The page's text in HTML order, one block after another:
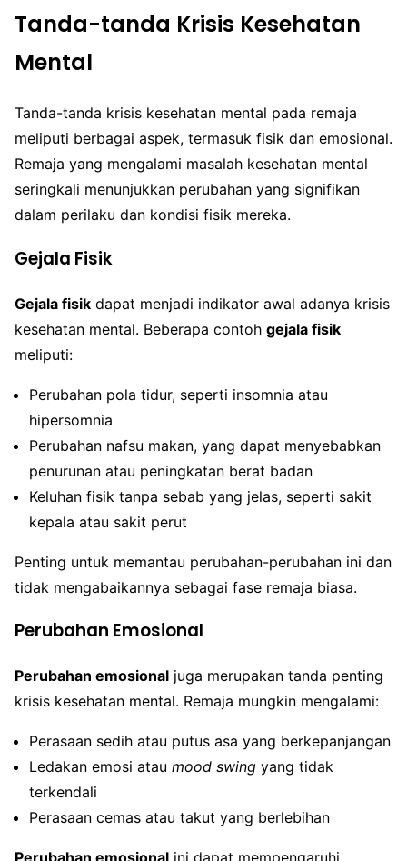
Tanda-tanda Krisis Kesehatan
Mental
Tanda-tanda krisis kesehatan mental pada remaja
meliputi berbagai aspek, termasuk fisik dan emosional.
Remaja yang mengalami masalah kesehatan mental
seringkali menunjukkan perubahan yang signifikan
dalam perilaku dan kondisi fisik mereka.
Gejala Fisik
Gejala fisik dapat menjadi indikator awal adanya krisis
kesehatan mental. Beberapa contoh gejala fisik
meliputi:
Perubahan pola tidur, seperti insomnia atau
hipersomnia
Perubahan nafsu makan, yang dapat menyebabkan
penurunan atau peningkatan berat badan
Keluhan fisik tanpa sebab yang jelas, seperti sakit
kepala atau sakit perut
Penting untuk memantau perubahan-perubahan ini dan
tidak mengabaikannya sebagai fase remaja biasa.
Perubahan Emosional
Perubahan emosional juga merupakan tanda penting
krisis kesehatan mental. Remaja mungkin mengalami:
Perasaan sedih atau putus asa yang berkepanjangan
Ledakan emosi atau mood swing yang tidak
terkendali
Perasaan cemas atau takut yang berlebihan